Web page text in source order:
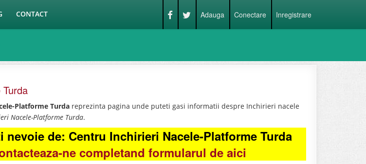
Adauga Conectare Inregistrare
CONTACT
Platforme Turdareprezinta pagina unde puteti gasi informatii despre Inchirieri nacele
Nacele-Platforme Turda.
nevoie de: Centru Inchirieri Nacele-Platforme Turda
ne completand formularul de aici